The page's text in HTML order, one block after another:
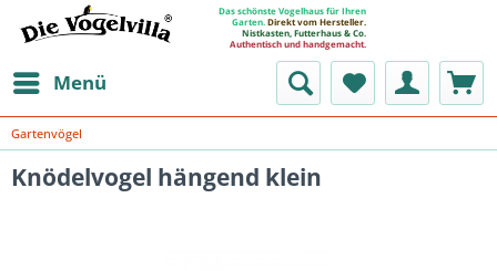
Das schönste Vogelhaus für Ihren
Garten. Direkt vom Hersteller.
Nistkasten, Futterhaus & Co.
Authentisch und handgemacht.
Menü
Gartenvögel
Knödelvogel hängend klein